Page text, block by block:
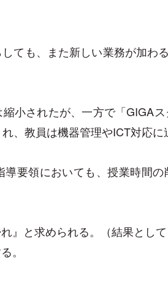
ても、また新しい業務が加わ
小されたが、一方で「GIGAス
、教員は機器管理やICT対応に
要領においても、授業時間
』と求められる。（結果とし
。